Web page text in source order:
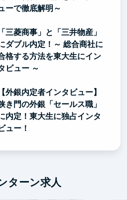
ーで徹底解明～
「三菱商事」と「三井物産」
ダブル内定！～ 総合商社に
格する方法を東大生にイン
ビュー ～
【外銀内定者インタビュー】
き門の外銀「セールス職」
内定！東大生に独占インタ
ュー！
ターン求人